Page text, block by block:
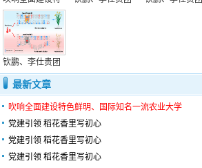
钦鹏、李仕贵团
最新文章
吹响全面建设特色鲜明、国际知名一流农业大学
党建引领 稻花香里写初心
党建引领 稻花香里写初心
党建引领 稻花香里写初心